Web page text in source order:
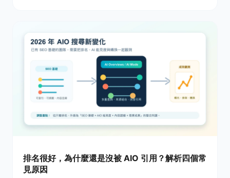
排名很好，為什麼還是沒被 AIO 引用？解析四個常
見原因